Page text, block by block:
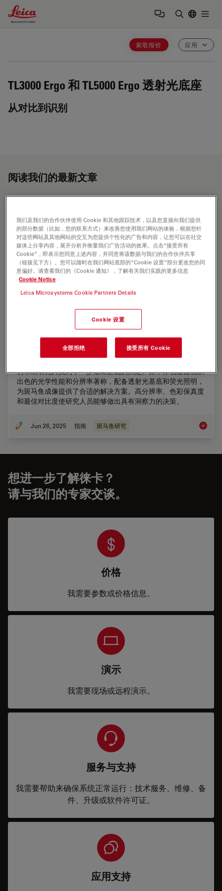
Leica Microsystems Logo
索取报价 应用
TL3000 Ergo 和 TL5000 Ergo 透射光底座
从对比到识别
阅读我们的最新文章
斑马鱼研究指南
在斑马鱼研究过程中，尤其是在筛选、分类、处理和成像过程
们帮助研究人员为下一步做出正确的决定。徕卡体视显微镜以
出色的光学性能和分辨率著称，配备透射光基底和荧光照明，
为斑马鱼成像提供了合适的解决方案。高分辨率、色彩保真度
和最佳对比度使研究人员能够做出具有洞察力的决策。
Jun 26, 2025 指南 斑马鱼研究 斑马鱼
想进一步了解徕卡？
请与我们的专家交谈。
价格
我需要参数或价格信息。
演示
我需要现场或远程演示。
服务与支持
我需要帮助来确保系统正常运行：技术服务、维修、备
件、升级或软件许可证。
应用支持
我们及我们的合作伙伴使用 Cookie 和其他跟踪技术，以及您直接向我们提供
的部分数据（比如，您的联系方式）来改善您使用我们网站的体验，根据您针
对这些网站及其他网站的交互为您提供个性化的广告和内容，让您可以在社交
媒体上分享内容，展开分析并衡量我们广告活动的效果。点击“接受所有
Cookie”，即表示您同意上述内容，并同意将该数据与我们的合作伙伴共享
（链接见下方）。您可以随时在我们网站底部的“Cookie 设置”部分更改您的同
意偏好。请查看我们的《Cookie 通知》，了解有关我们实践的更多信息
Cookie Notice
Leica Microsystems Cookie Partners Details
Cookie 设置
全部拒绝 接受所有 Cookie